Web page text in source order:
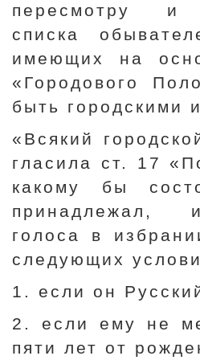
пересмотру и
списка
имеющих на
«Городового
быть городскими
«Всякий
гласила ст. 17
какому бы
принадлежал,
голоса в
следующих
1. если он
2. если ему не
пяти лет от